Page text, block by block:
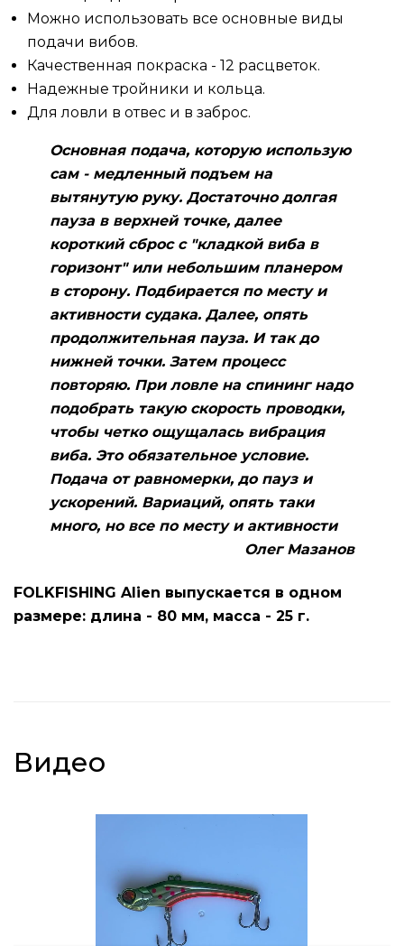
Можно использовать все основные виды
подачи вибов.
Качественная покраска - 12 расцветок.
Надежные тройники и кольца.
Для ловли в отвес и в заброс.
Основная подача, которую использую
сам - медленный подъем на
вытянутую руку. Достаточно долгая
пауза в верхней точке, далее
короткий сброс с "кладкой виба в
горизонт" или небольшим планером
в сторону. Подбирается по месту и
активности судака. Далее, опять
продолжительная пауза. И так до
нижней точки. Затем процесс
повторяю. При ловле на спининг надо
подобрать такую скорость проводки,
чтобы четко ощущалась вибрация
виба. Это обязательное условие.
Подача от равномерки, до пауз и
ускорений. Вариаций, опять таки
много, но все по месту и активности
Олег Мазанов
FOLKFISHING Alien выпускается в одном
размере: длина - 80 мм, масса - 25 г.
Видео